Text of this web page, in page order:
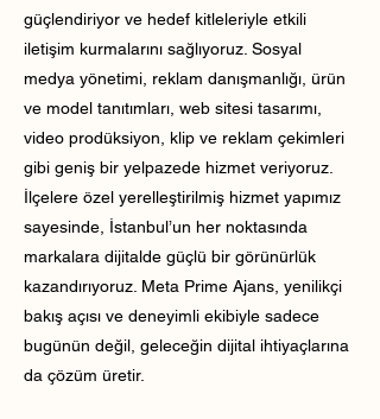
güçlendiriyor ve hedef kitleleriyle etkili
iletişim kurmalarını sağlıyoruz. Sosyal
medya yönetimi, reklam danışmanlığı, ürün
ve model tanıtımları, web sitesi tasarımı,
video prodüksiyon, klip ve reklam çekimleri
gibi geniş bir yelpazede hizmet veriyoruz.
İlçelere özel yerelleştirilmiş hizmet yapımız
sayesinde, İstanbul’un her noktasında
markalara dijitalde güçlü bir görünürlük
kazandırıyoruz. Meta Prime Ajans, yenilikçi
bakış açısı ve deneyimli ekibiyle sadece
bugünün değil, geleceğin dijital ihtiyaçlarına
da çözüm üretir.